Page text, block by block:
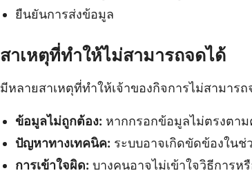
ยืนยันการส่งข้อมูล
สาเหตุที่ทำให้ไม่สามารถจดได้
มีหลายสาเหตุที่ทำให้เจ้าของกิจการไม่สามาร
ข้อมูลไม่ถูกต้อง: หากกรอกข้อมูลไม่ตรงตา
ปัญหาทางเทคนิค: ระบบอาจเกิดขัดข้องในช่
การเข้าใจผิด: บางคนอาจไม่เข้าใจวิธีการ